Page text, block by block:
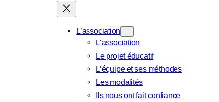
L’association
L’association
Le projet éducatif
L’équipe et ses méthodes
Les modalités
Ils nous ont fait confiance